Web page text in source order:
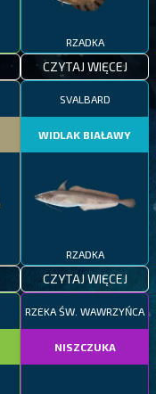
RZADKA
CZYTAJ WIĘCEJ
SVALBARD
WIDLAK BIAŁAWY
RZADKA
CZYTAJ WIĘCEJ
RZEKA ŚW. WAWRZYŃCA
NISZCZUKA